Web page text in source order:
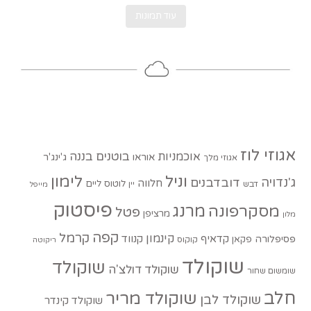
אגוזי לוז אגוזי מלך אוכמניות אוראו בוטנים בננה ג'ינג'ר
ג'נדויה דבש דובדבנים וניל חלווה יין לוטוס ליים לימון מייפל
מלון מסקרפונה מרנג מרציפן פטל פיסטוק
פסיפלורה פקאן קדאיף קוקוס קינמון קנווד קפה קרמל ריקוטה
שומשום שחור שוקולד שוקולד דולצ'ה שוקולד
חלב שוקולד לבן שוקולד מריר שוקולד קינדר